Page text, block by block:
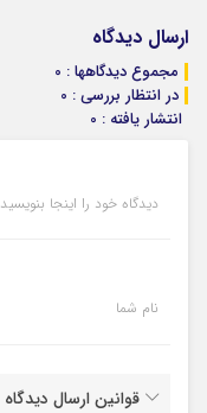
ارسال دیدگاه
مجموع دیدگاهها : 0
در انتظار بررسی : 0
انتشار یافته : 0
دیدگاه خود را اینجا بنویسید
نام شما
قوانین ارسال دیدگاه